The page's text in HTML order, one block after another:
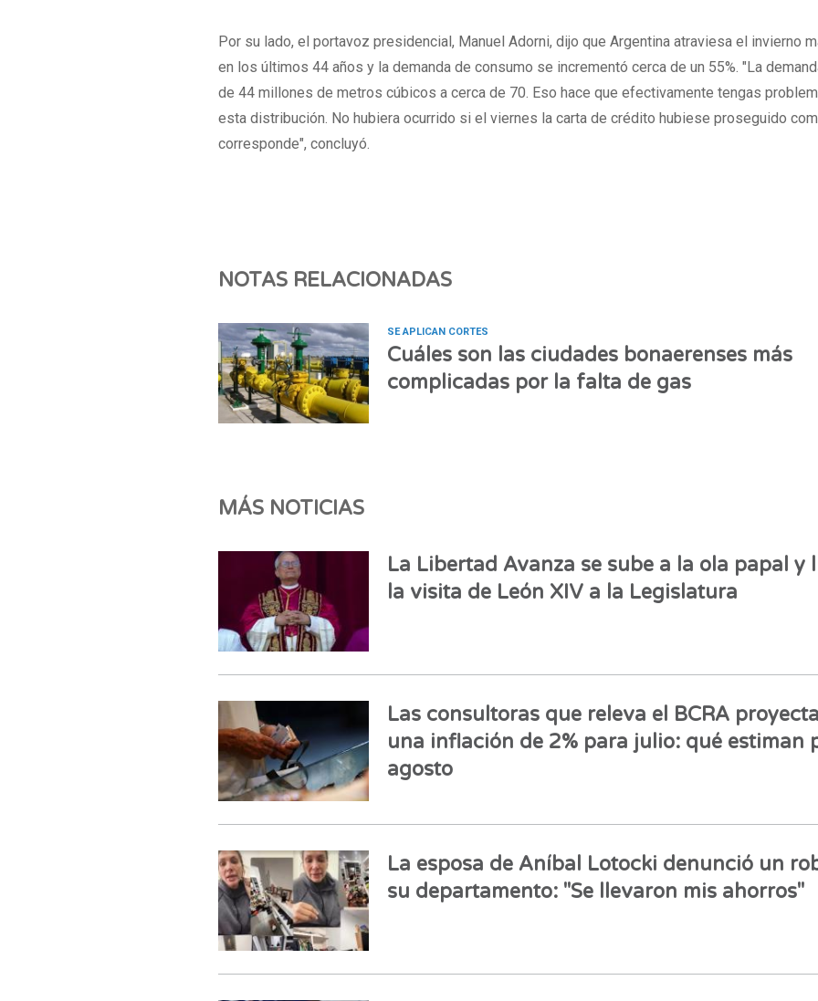
Por su lado, el portavoz presidencial, Manuel Adorni, dijo que Argentina atraviesa el invierno
en los últimos 44 años y la demanda de consumo se incrementó cerca de un 55%. "La
de 44 millones de metros cúbicos a cerca de 70. Eso hace que efectivamente tengas
esta distribución. No hubiera ocurrido si el viernes la carta de crédito hubiese proseguido
corresponde", concluyó.
NOTAS RELACIONADAS
SE APLICAN CORTES
Cuáles son las ciudades bonaerenses más
complicadas por la falta de gas
MÁS NOTICIAS
La Libertad Avanza se sube a la ola papal y
la visita de León XIV a la Legislatura
Las consultoras que releva el BCRA
una inflación de 2% para julio: qué estiman
agosto
La esposa de Aníbal Lotocki denunció un
su departamento: "Se llevaron mis ahorros"